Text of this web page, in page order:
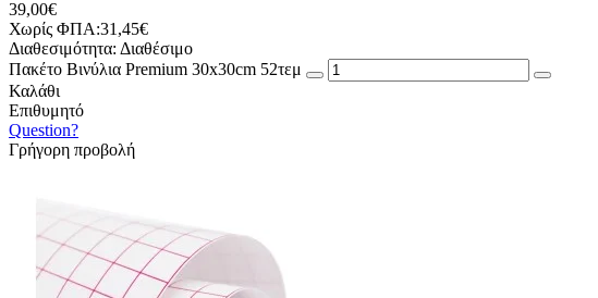
39,00€
Χωρίς ΦΠΑ:31,45€
Διαθεσιμότητα: Διαθέσιμο
Πακέτο Βινύλια Premium 30x30cm 52τεμ
Καλάθι
Επιθυμητό
Question?
Γρήγορη προβολή